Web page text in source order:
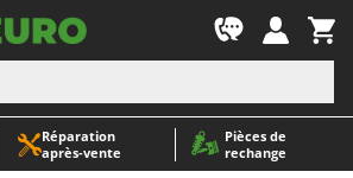
Réparation
après‑vente
Pièces de
rechange